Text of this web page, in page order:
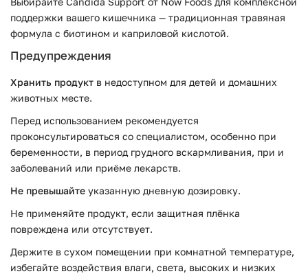
поддержки вашего кишечника — традиционная травяная
формула с биотином и каприловой кислотой.
Предупреждения
Хранить продукт в недоступном для детей и домашних
животных месте.
Перед использованием рекомендуется
проконсультироваться со специалистом, особенно при
беременности, в период грудного вскармливания, при и
заболеваний или приёме лекарств.
Не превышайте указанную дневную дозировку.
Не применяйте продукт, если защитная плёнка
повреждена или отсутствует.
Держите в сухом помещении при комнатной температуре,
избегайте воздействия влаги, света, высоких и низких